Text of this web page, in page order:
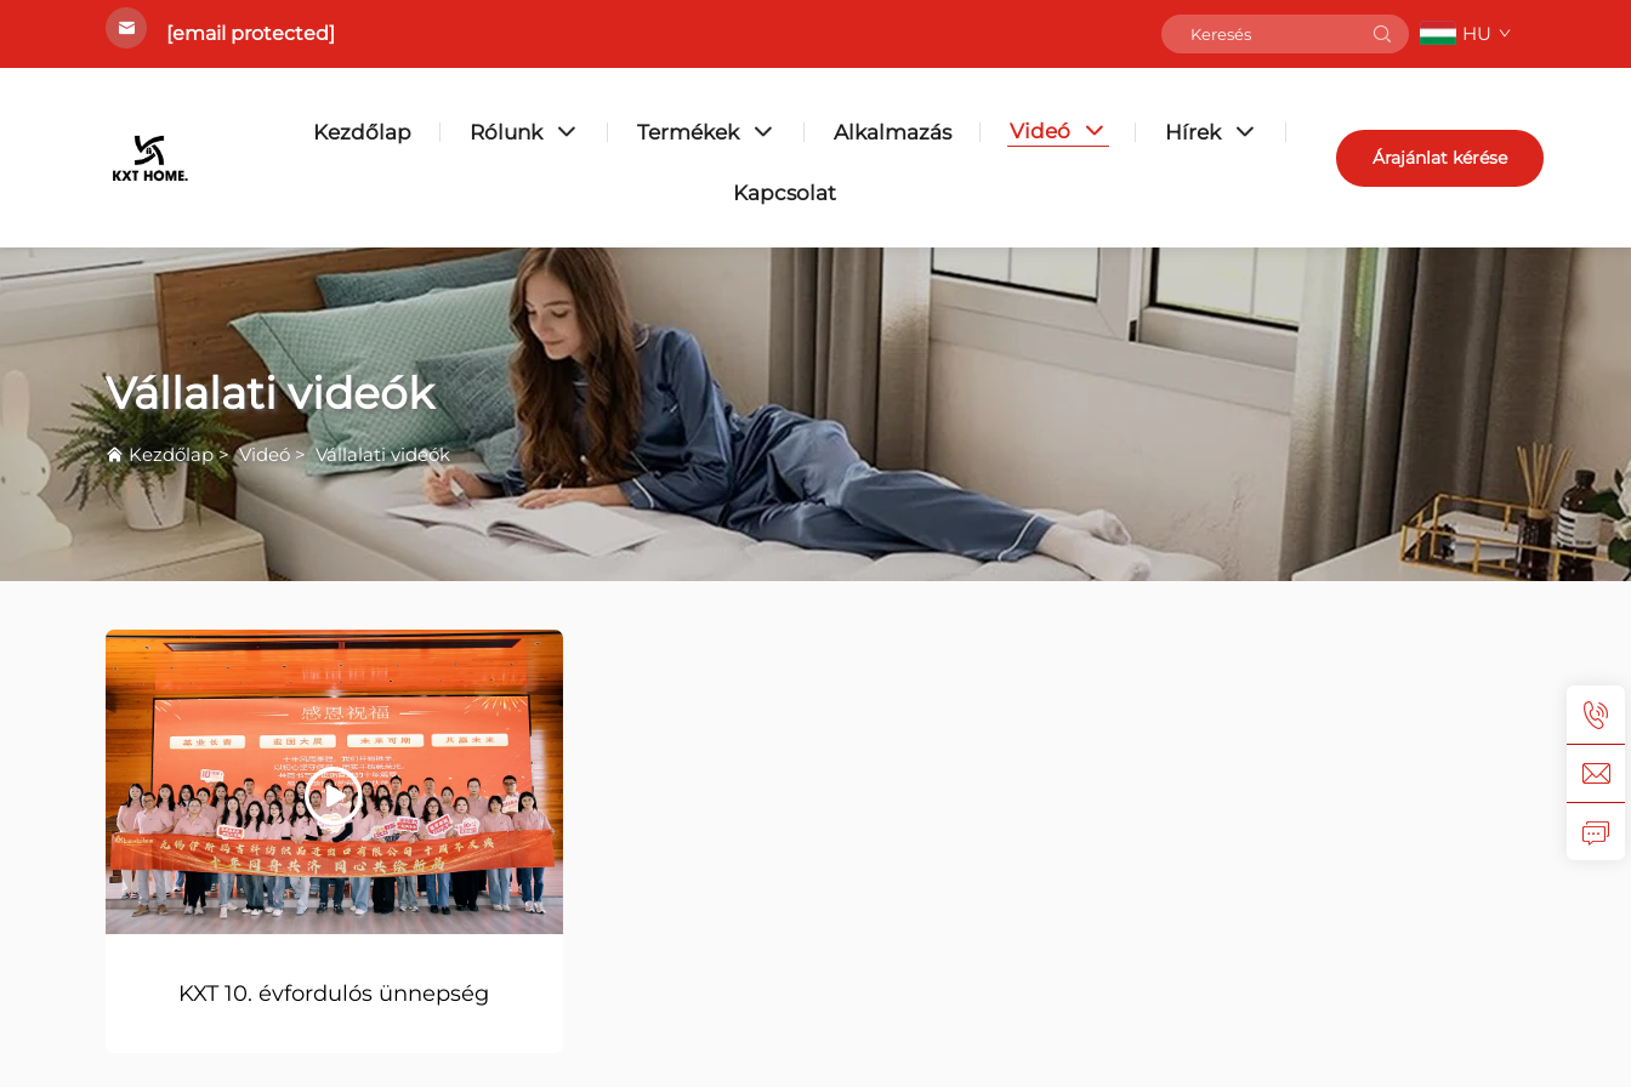
[email protected] HU
Kezdőlap Rólunk Termékek Alkalmazás Videó Hírek
Kapcsolat
Árajánlat kérése
Vállalati videók
Kezdőlap>Videó>Vállalati videók
KXT 10. évfordulós ünnepség